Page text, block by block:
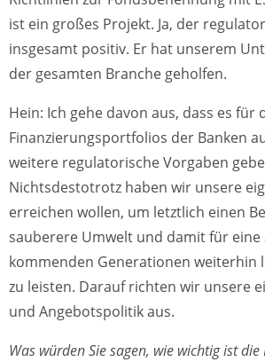
ist ein großes Projekt. Ja, der
insgesamt positiv. Er hat unserem
der gesamten Branche geholfen.
Hein: Ich gehe davon aus, dass es für
Finanzierungsportfolios der Banken
weitere regulatorische Vorgaben
Nichtsdestotrotz haben wir unsere
erreichen wollen, um letztlich einen
sauberere Umwelt und damit für eine
kommenden Generationen weiterhin
zu leisten. Darauf richten wir unsere
und Angebotspolitik aus.
Was würden Sie sagen, wie wichtig ist